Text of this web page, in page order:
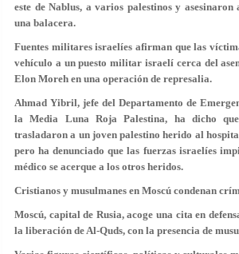
este de Nablus, a varios palestinos y asesinaron
una balacera.
Fuentes militares israelíes afirman que las
vehículo a un puesto militar israelí cerca del
Elon Moreh en una operación de represalia.
Ahmad Yibril, jefe del Departamento de
la Media Luna Roja Palestina, ha dicho
trasladaron a un joven palestino herido al
pero ha denunciado que las fuerzas israelíes
médico se acerque a los otros heridos.
Cristianos y musulmanes en Moscú condenan
Moscú, capital de Rusia, acoge una cita en
la liberación de Al-Quds, con la presencia de